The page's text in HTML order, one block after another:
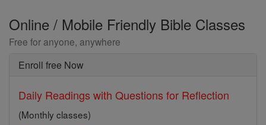
Online / Mobile Friendly Bible Classes
Free for anyone, anywhere
Enroll free Now
Daily Readings with Questions for Reflection
(Monthly classes)